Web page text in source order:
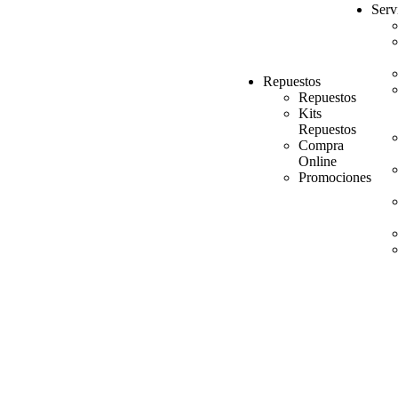
Repuestos
Repuestos
Kits
Repuestos
Compra
Online
Promociones